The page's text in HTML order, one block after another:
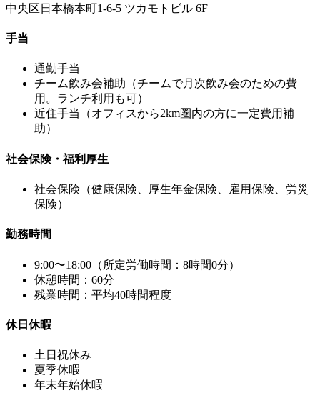
中央区日本橋本町1-6-5 ツカモトビル 6F
手当
通勤手当
チーム飲み会補助（チームで月次飲み会のための費
用。ランチ利用も可）
近住手当（オフィスから2km圏内の方に一定費用補
助）
社会保険・福利厚生
社会保険（健康保険、厚生年金保険、雇用保険、労災
保険）
勤務時間
9:00〜18:00（所定労働時間：8時間0分）
休憩時間：60分
残業時間：平均40時間程度
休日休暇
土日祝休み
夏季休暇
年末年始休暇